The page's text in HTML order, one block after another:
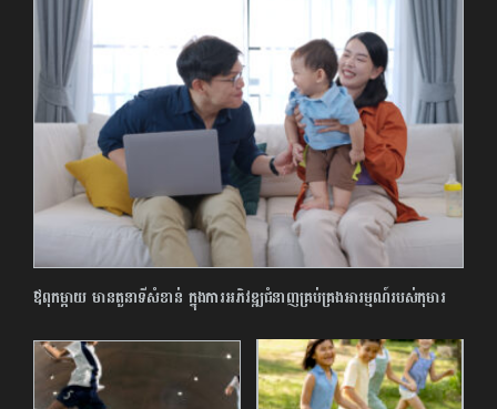
ឪពុកម្ដាយ មានតួនាទីសំខាន់ ក្នុងការអភិវឌ្ឍជំនាញគ្រប់គ្រងអារម្មណ៍របស់កុមារ